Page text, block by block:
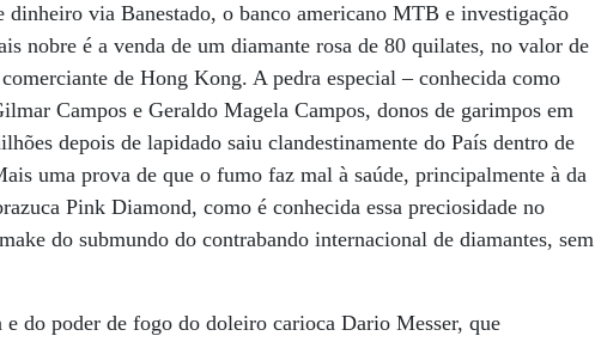
dinheiro via Banestado, o banco americano MTB e investigação
nobre é a venda de um diamante rosa de 80 quilates, no valor de
de Hong Kong. A pedra especial – conhecida como
Campos e Geraldo Magela Campos, donos de garimpos em
depois de lapidado saiu clandestinamente do País dentro de
uma prova de que o fumo faz mal à saúde, principalmente à da
Pink Diamond, como é conhecida essa preciosidade no
do submundo do contrabando internacional de diamantes, sem
do poder de fogo do doleiro carioca Dario Messer, que